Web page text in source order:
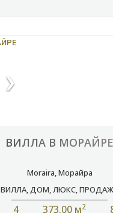
ВИЛЛА В МОРАЙРЕ
Moraira,Морайра
ВИЛЛА,ДОМ,ЛЮКС,
4 373.00 м2